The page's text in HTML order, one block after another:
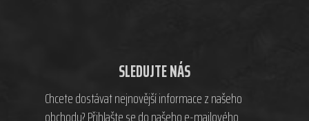
SLEDUJTE NÁS
Chcete dostávat nejnovější informace z našeho